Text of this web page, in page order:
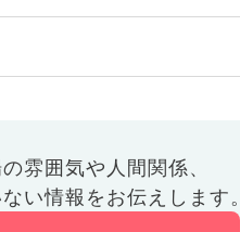
雰囲気や人間関係、
い情報をお伝えします。